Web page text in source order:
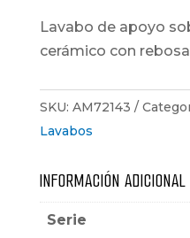
Lavabo de apoyo
cerámico con
SKU: AM72143
Lavabos
INFORMACIÓN ADICIONAL
Serie